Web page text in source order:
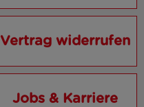
Vertrag widerrufen
Jobs & Karriere